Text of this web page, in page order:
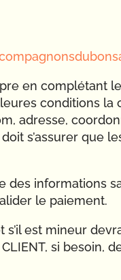
en complétant
conditions la
adresse,
s’assurer que
des informations
le paiement.
est mineur
si besoin,